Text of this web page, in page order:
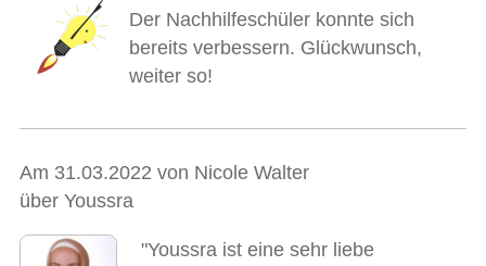
Der Nachhilfeschüler konnte sich
bereits verbessern. Glückwunsch,
weiter so!
Am 31.03.2022 von Nicole Walter
über Youssra
"Youssra ist eine sehr liebe